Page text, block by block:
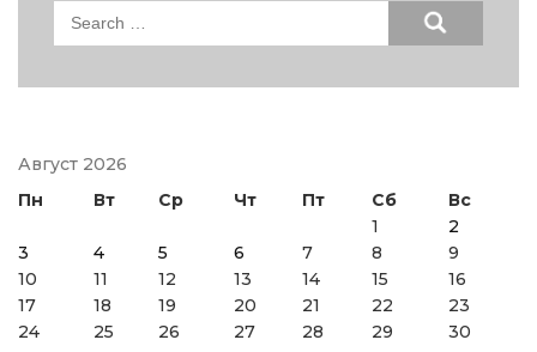
Search
Август 2026
Пн
Вт Ср Чт Пт Сб
Вс
1
2
3
4 5 6 7 8
9
10
11 12 13 14 15
16
17
18 19 20 21 22
23
24
25 26 27 28 29
30